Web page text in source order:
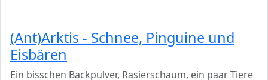
(Ant)Arktis - Schnee, Pinguine und
Eisbären
Ein bisschen Backpulver, Rasierschaum, ein paar Tiere